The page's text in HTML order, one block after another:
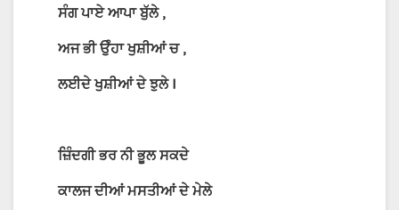
ਸੰਗ ਪਾਏ ਆਪਾ ਬੁੱਲੇ,
ਅਜ ਭੀ ਉੰਹਾ ਖੁਸ਼ੀਆਂ ਚ ,
ਲਈਦੇ ਖੁਸ਼ੀਆਂ ਦੇ ਝੁਲੇ I
ਜ਼ਿੰਦਗੀ ਭਰ ਨੀ ਭੂਲ ਸਕਦੇ
ਕਾਲਜ ਦੀਆਂ ਮਸਤੀਆਂ ਦੇ ਮੇਲੇ